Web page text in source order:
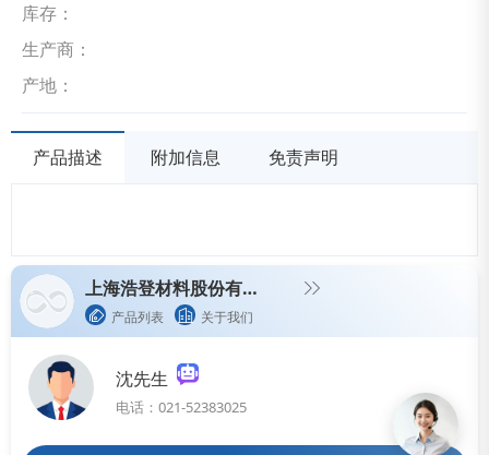
库存：
生产商：
产地：
产品描述 附加信息 免责声明
上海浩登材料股份有限公司（宁夏倬昱新材料科技有限公司）
产品列表 关于我们
沈先生
电话：021-52383025